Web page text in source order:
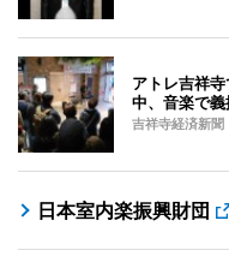
アトレ吉祥
中、音楽で義
吉祥寺経済新聞
日本室内楽振興財団